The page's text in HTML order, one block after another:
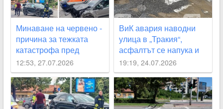
Минаване на червено -
причина за тежката
катастрофа пред
кметството в “Тракия“
12:53, 27.07.2026
ВиК авария наводни
улица в „Тракия“,
асфалтът се напука и
пропада
19:19, 24.07.2026